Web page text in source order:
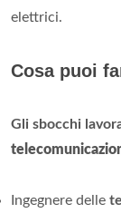
elettrici.
Cosa puoi
Gli sbocchi
Ingegnere delle